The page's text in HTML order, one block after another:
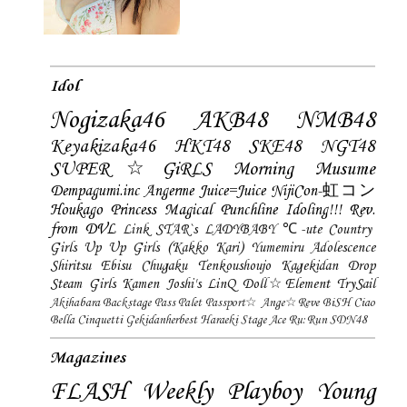
Idol
Nogizaka46 AKB48 NMB48
Keyakizaka46 HKT48 SKE48
NGT48
SUPER☆GiRLS
Morning Musume
Dempagumi.inc Angerme Juice=Juice NijiCon-虹コン
Houkago Princess Magical Punchline Idoling!!! Rev.
from DVL Link STAR`s LADYBABY ℃-ute Country
Girls Up Up Girls (Kakko Kari) Yumemiru Adolescence
Shiritsu Ebisu Chugaku
Tenkoushoujo Kagekidan
Drop
Steam Girls Kamen Joshi's LinQ Doll☆Element TrySail
Akihabara Backstage Pass Palet Passport☆ Ange☆Reve BiSH Ciao
Bella Cinquetti Gekidanherbest Haraeki Stage Ace Ru:Run SDN48
Magazines
FLASH Weekly Playboy Young